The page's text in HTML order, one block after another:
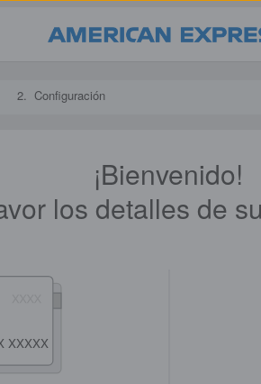
2. Configuración
¡Bienvenido!
los detalles de